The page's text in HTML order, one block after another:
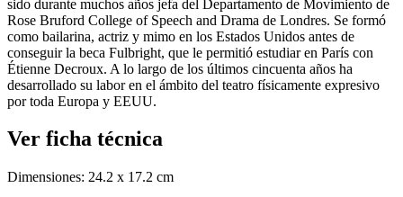
sido durante muchos años jefa del Departamento de Movimiento de
Rose Bruford College of Speech and Drama de Londres. Se formó
como bailarina, actriz y mimo en los Estados Unidos antes de
conseguir la beca Fulbright, que le permitió estudiar en París con
Étienne Decroux. A lo largo de los últimos cincuenta años ha
desarrollado su labor en el ámbito del teatro físicamente expresivo
por toda Europa y EEUU.
Ver ficha técnica
Dimensiones: 24.2 x 17.2 cm